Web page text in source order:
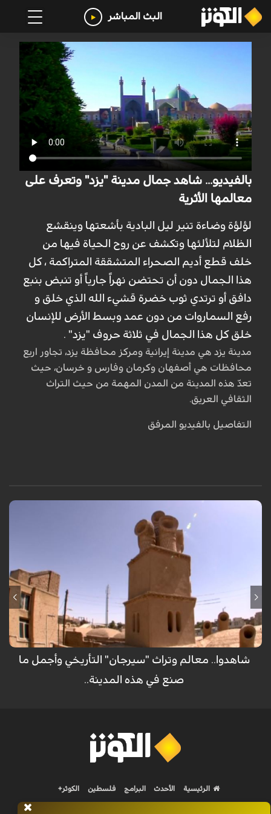
البث المباشر
بالفيديو... شاهد جمال مدينة "يزد" وتعرف على
معالمها الأثرية
لؤلؤة وضاءة تنير ليل البادية بأشعتها وينقشع
الظلام لتلألئها وتكشف عن روح الحياة فيها من
خلف قطع أديم الصحراء المتشققة المتراكمة ، كل
هذا الجمال دون أن تحتضن نهراً جارياً أو تنبض بنبع
دافق أو ترتدي ثوب خضرة قشيء الله الذي خلق و
رفع السماروات من دون عمد وبسط الأرض للإنسان
خلق كل هذا الجمال في ثلاثة حروف "يزد" .
مدينة يزد هي مدينة إيرانية ومركز محافظة يزد، تجاور اربع
محافظات هي أصفهان وكرمان وفارس و خرسان، حيث
تعدّ هذه المدينة من المدن المهمة من حيث التراث
الثقافي العريق.
التفاصيل بالفيديو المرفق
شاهدوا.. معالم وتراث "سيرجان" التأريخي وأجمل ما
صنع في هذه المدينة..
الرئيسية الأحدث البرامج فلسطين الكوثر+